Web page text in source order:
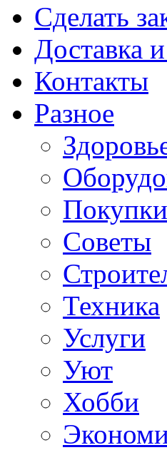
Сделать
Доставка
Контакты
Разное
Покупки
Советы
Техника
Услуги
Уют
Хобби